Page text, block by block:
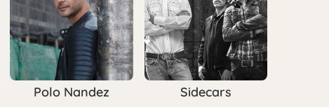
Polo Nandez Sidecars